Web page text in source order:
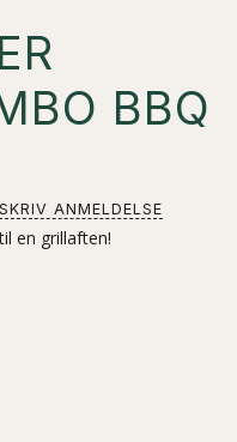
BBQ
SKRIV ANMELDELSE
en grillaften!